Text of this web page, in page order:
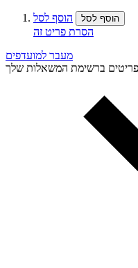
הוסף לסל הוסף לסל
הסרת פריט זה
מעבר למועדפים
פריטים ברשימת המשאלות שלך